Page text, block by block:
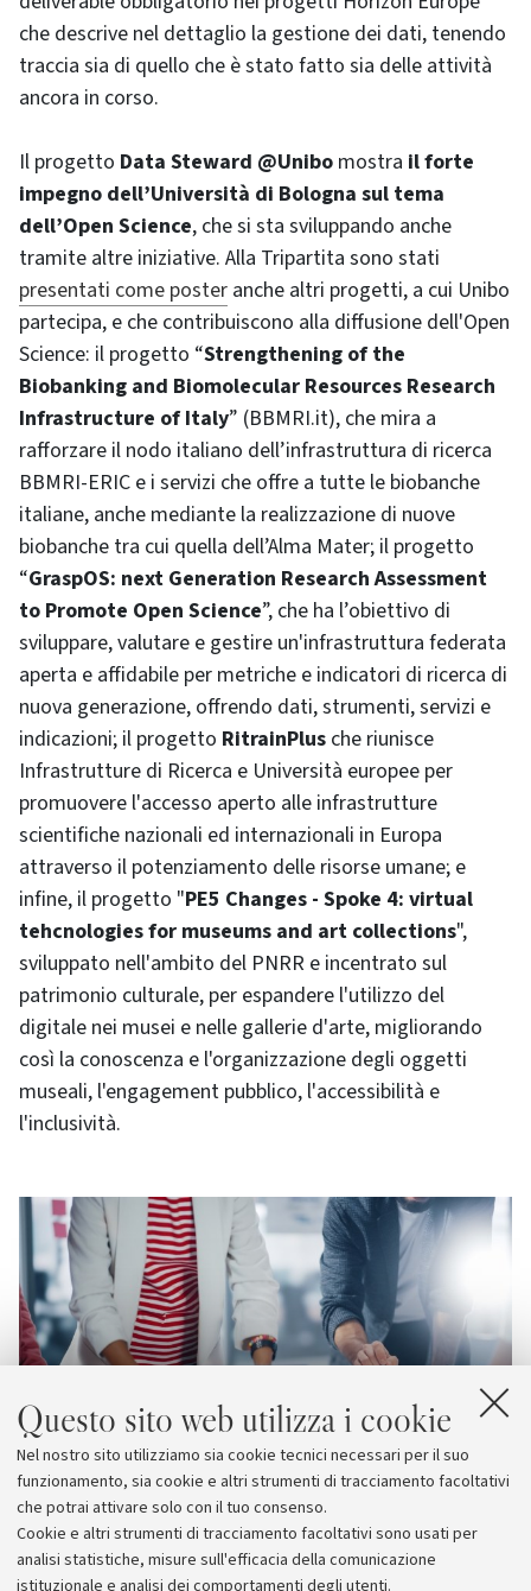
Questo sito web utilizza i cookie
Nel nostro sito utilizziamo sia cookie tecnici necessari per il suo
funzionamento, sia cookie e altri strumenti di tracciamento facoltativi
che potrai attivare solo con il tuo consenso.
Cookie e altri strumenti di tracciamento facoltativi sono usati per
analisi statistiche, misure sull'efficacia della comunicazione
istituzionale e analisi dei comportamenti degli utenti.
che descrive nel dettaglio la gestione dei dati, tenendo
traccia sia di quello che è stato fatto sia delle attività
ancora in corso.
Il progetto Data Steward @Unibo mostra il forte
impegno dell’Università di Bologna sul tema
dell’Open Science, che si sta sviluppando anche
tramite altre iniziative. Alla Tripartita sono stati
presentati come poster anche altri progetti, a cui Unibo
partecipa, e che contribuiscono alla diffusione dell'Open
Science: il progetto “Strengthening of the
Biobanking and Biomolecular Resources Research
Infrastructure of Italy” (BBMRI.it), che mira a
rafforzare il nodo italiano dell’infrastruttura di ricerca
BBMRI-ERIC e i servizi che offre a tutte le biobanche
italiane, anche mediante la realizzazione di nuove
biobanche tra cui quella dell’Alma Mater; il progetto
“GraspOS: next Generation Research Assessment
to Promote Open Science”, che ha l’obiettivo di
sviluppare, valutare e gestire un'infrastruttura federata
aperta e affidabile per metriche e indicatori di ricerca di
nuova generazione, offrendo dati, strumenti, servizi e
indicazioni; il progetto RitrainPlus che riunisce
Infrastrutture di Ricerca e Università europee per
promuovere l'accesso aperto alle infrastrutture
scientifiche nazionali ed internazionali in Europa
attraverso il potenziamento delle risorse umane; e
infine, il progetto "PE5 Changes - Spoke 4: virtual
tehcnologies for museums and art collections",
sviluppato nell'ambito del PNRR e incentrato sul
patrimonio culturale, per espandere l'utilizzo del
digitale nei musei e nelle gallerie d'arte, migliorando
così la conoscenza e l'organizzazione degli oggetti
museali, l'engagement pubblico, l'accessibilità e
l'inclusività.